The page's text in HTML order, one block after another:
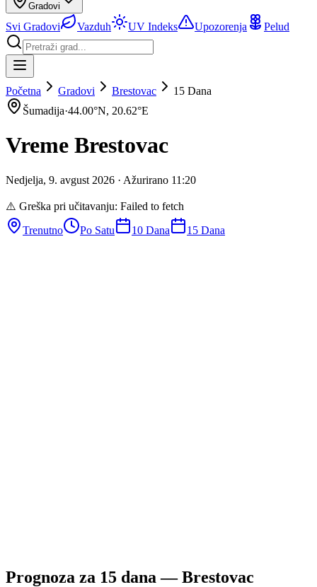
Gradovi
Svi Gradovi Vazduh UV Indeks Upozorenja Pelud
Početna Gradovi Brestovac
15 Dana
Šumadija·44.00°N, 20.62°E
Vreme Brestovac
Nedjelja, 9. avgust 2026 · Ažurirano 11 :20
⚠️ Greška pri učitavanju: Failed to fetch
Trenutno
Po Satu 10 Dana 15 Dana
Prognoza za 15 dana —Brestovac